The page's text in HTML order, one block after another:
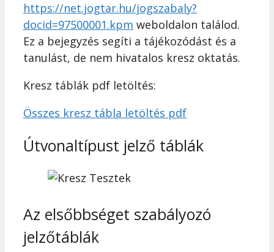
https://net.jogtar.hu/jogszabaly?
docid=97500001.kpm weboldalon találod.
Ez a bejegyzés segíti a tájékozódást és a
tanulást, de nem hivatalos kresz oktatás.
Kresz táblák pdf letöltés:
Összes kresz tábla letöltés pdf
Útvonaltípust jelző táblák
Az elsőbbséget szabályozó
jelzőtáblák